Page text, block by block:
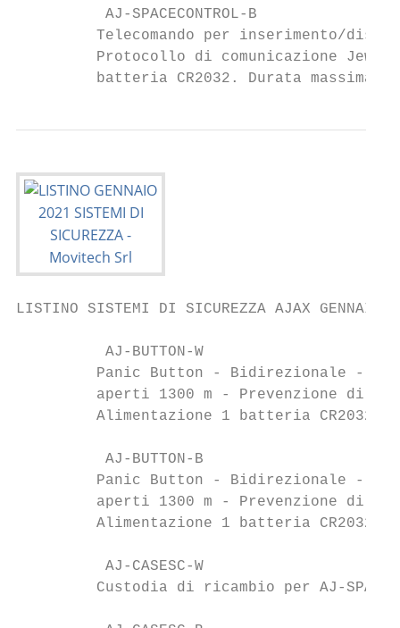
AJ-SPACECONTROL-B
Telecomando per inserimento/
Protocollo di comunicazione
batteria CR2032. Durata massima 5
LISTINO SISTEMI DI SICUREZZA AJAX
AJ-BUTTON-W
Panic Button - Bidirezionale -
aperti 1300 m - Prevenzione di
Alimentazione 1 batteria CR2032
AJ-BUTTON-B
Panic Button - Bidirezionale -
aperti 1300 m - Prevenzione di
Alimentazione 1 batteria CR2032
AJ-CASESC-W
Custodia di ricambio per AJ-